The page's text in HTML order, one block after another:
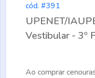
cód. #391
UPENET/
Vestibular - 3º
Ao comprar